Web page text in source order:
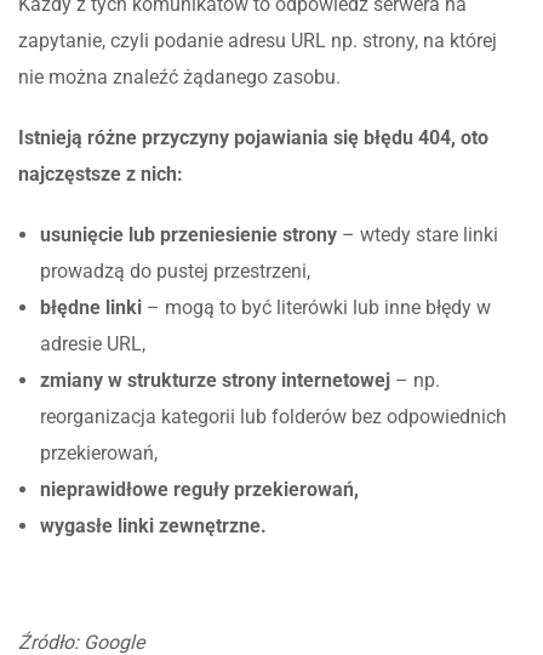
zapytanie, czyli podanie adresu URL np. strony, na której
nie można znaleźć żądanego zasobu.
Istnieją różne przyczyny pojawiania się błędu 404, oto
najczęstsze z nich:
usunięcie lub przeniesienie strony – wtedy stare linki
prowadzą do pustej przestrzeni,
błędne linki – mogą to być literówki lub inne błędy w
adresie URL,
zmiany w strukturze strony internetowej – np.
reorganizacja kategorii lub folderów bez odpowiednich
przekierowań,
nieprawidłowe reguły przekierowań,
wygasłe linki zewnętrzne.
Źródło: Google